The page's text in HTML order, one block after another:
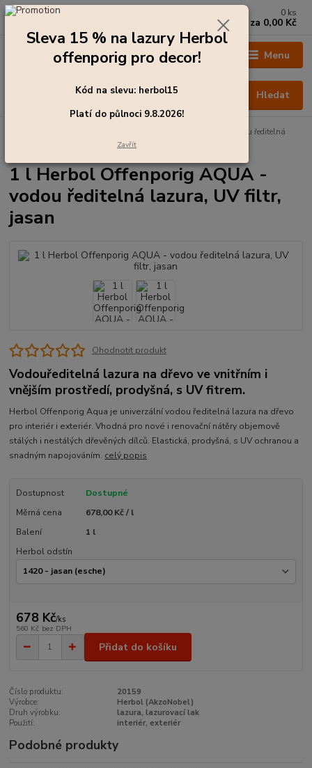
Menu
Hledat
+420 273 136 255
0 ks
za 0,00 Kč
1 l Herbol Offenporig AQUA - vodou ředitelná
1 l Herbol Offenporig AQUA -
vodou ředitelná lazura, UV filtr,
jasan
Ohodnotit produkt
Vodouředitelná lazura na dřevo ve vnitřním i
vnějším prostředí, prodyšná, s UV fitrem.
Herbol Offenporig Aqua je univerzální vodou ředitelná lazura na dřevo
pro interiér i exteriér. Vhodná pro nové i renovační nátěry objemově
stálých i nestálých dřevěných dílců. Elastická, prodyšná, s UV ochranou a
snadným napojováním. celý popis
Dostupnost
Dostupné
Měrná cena
678,00 Kč / l
Balení
1 l
Herbol odstín
678 Kč/ks
560 Kč bez DPH
Přidat do košíku
Číslo produktu:
20159
Výrobce:
Herbol (AkzoNobel)
Druh výrobku:
lazura, lazurovací lak
Použití:
interiér, exteriér
Podobné produkty
Sleva 15 % na lazury Herbol
offenporig pro decor!
Kód na slevu: herbol15
Platí do půlnoci 9.8.2026!
Zavřít